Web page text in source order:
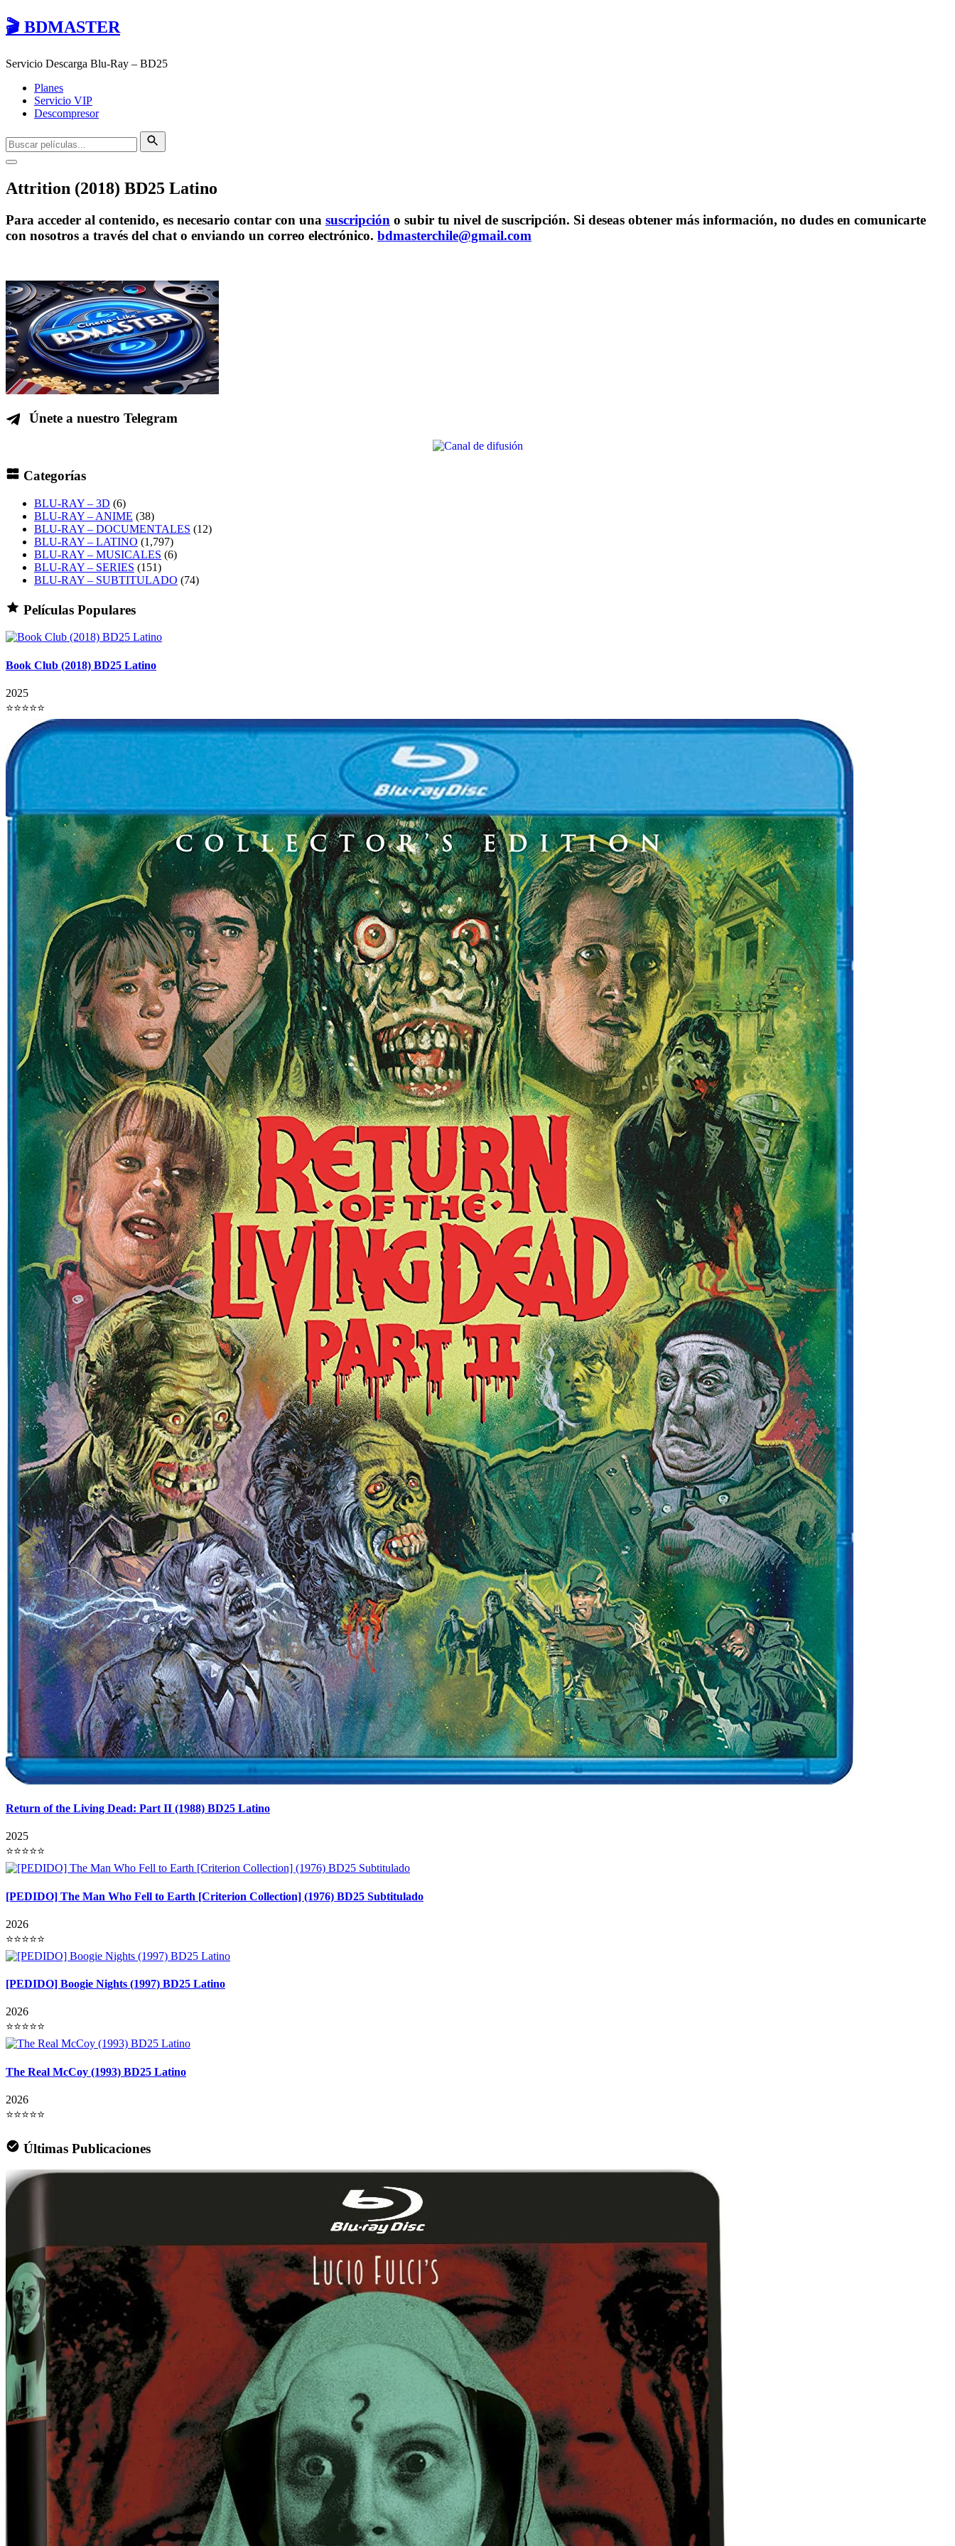
🎬 BDMASTER
Servicio Descarga Blu-Ray – BD25
Planes
Servicio VIP
Descompresor
Attrition (2018) BD25 Latino
Para acceder al contenido, es necesario contar con una suscripción o subir tu nivel de suscripción. Si deseas obtener más información, no dudes en comunicarte
con nosotros a través del chat o enviando un correo electrónico. bdmasterchile@gmail.com
Únete a nuestro Telegram
Categorías
BLU-RAY – 3D (6)
BLU-RAY – ANIME (38)
BLU-RAY – DOCUMENTALES (12)
BLU-RAY – LATINO (1,797)
BLU-RAY – MUSICALES (6)
BLU-RAY – SERIES (151)
BLU-RAY – SUBTITULADO (74)
Películas Populares
Book Club (2018) BD25 Latino
2025
⭐⭐⭐⭐⭐
Return of the Living Dead: Part II (1988) BD25 Latino
2025
⭐⭐⭐⭐⭐
[PEDIDO] The Man Who Fell to Earth [Criterion Collection] (1976) BD25 Subtitulado
2026
⭐⭐⭐⭐⭐
[PEDIDO] Boogie Nights (1997) BD25 Latino
2026
⭐⭐⭐⭐⭐
The Real McCoy (1993) BD25 Latino
2026
⭐⭐⭐⭐⭐
Últimas Publicaciones